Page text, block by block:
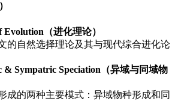
Evolution（进化理论）
的自然选择理论及其与现代综合进化论
& Sympatric Speciation（异域与同域物
成的两种主要模式：异域物种形成和同